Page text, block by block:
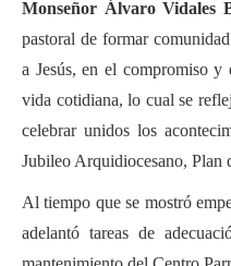
Monseñor Álvaro Vidales
pastoral de formar
a Jesús, en el compromiso
vida cotidiana, lo cual se
celebrar unidos los
Jubileo Arquidiocesano, Plan
Al tiempo que se mostró
adelantó tareas de